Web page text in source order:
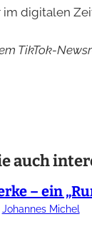
digitalen
TikTok-
auch
– ein
Johannes Michel